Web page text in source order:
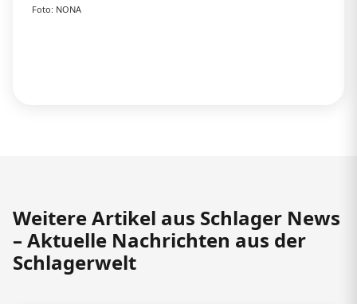
Foto: NONA
Weitere Artikel aus Schlager News
– Aktuelle Nachrichten aus der
Schlagerwelt